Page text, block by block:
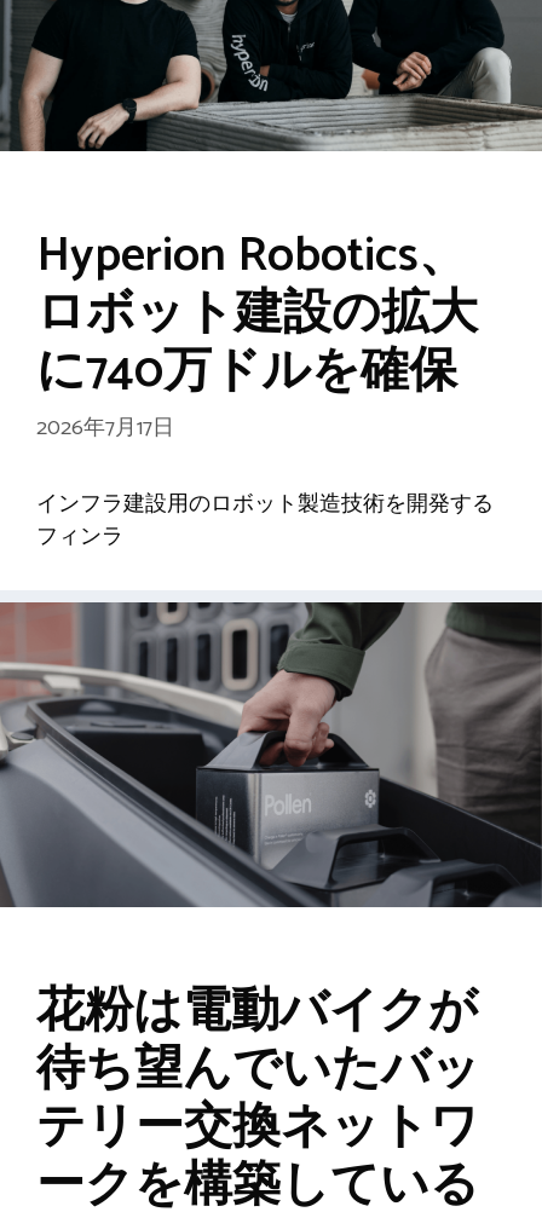
Hyperion Robotics、
ロボット建設の拡大
に740万ドルを確保
2026年7月17日
インフラ建設用のロボット製造技術を開発する
フィンラ
花粉は電動バイクが
待ち望んでいたバッ
テリー交換ネットワ
ークを構築している